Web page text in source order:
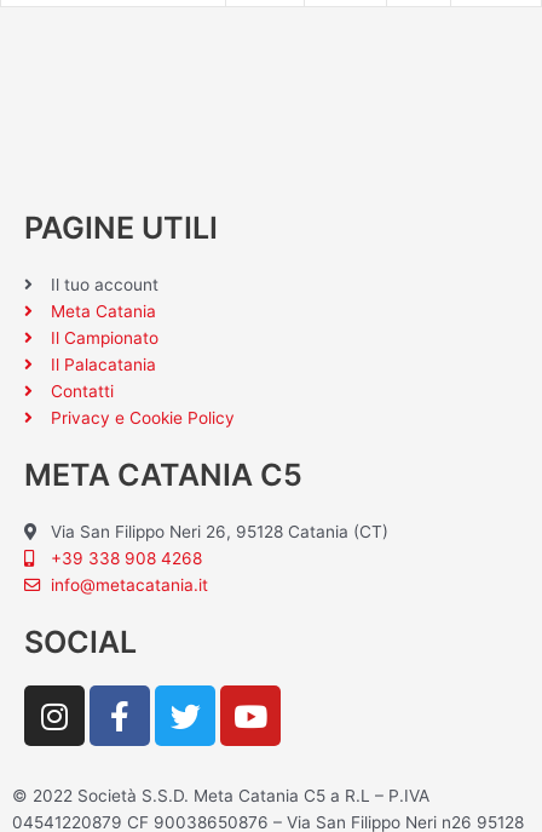
PAGINE UTILI
Il tuo account
Meta Catania
Il Campionato
Il Palacatania
Contatti
Privacy e Cookie Policy
META CATANIA C5
Via San Filippo Neri 26, 95128 Catania (CT)
+39 338 908 4268
info@metacatania.it
SOCIAL
I
n
t
a
F
a
e
b
T
w
t
t
Y
o
t
u
© 2022 Società S.S.D. Meta Catania C5 a R.L – P.IVA
04541220879 CF 90038650876 – Via San Filippo Neri n26 95128